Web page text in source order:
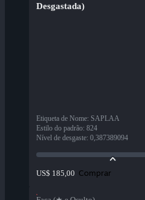
Desgastada)
Etiqueta de Nome: SAPLAA
Estilo do padrão: 824
Nível de desgaste: 0,387389094
US$ 185,00 Comprar